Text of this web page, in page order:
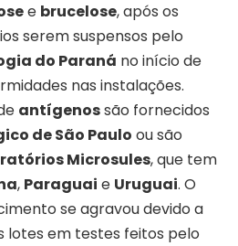
e brucelose, após os
serem suspensos pelo
do Paraná no início de
nas instalações.
antígenossão fornecidos
de São Paulo ou são
Microsules, que tem
, Paraguai e Uruguai. O
se agravou devido a
lotes em testes feitos pelo